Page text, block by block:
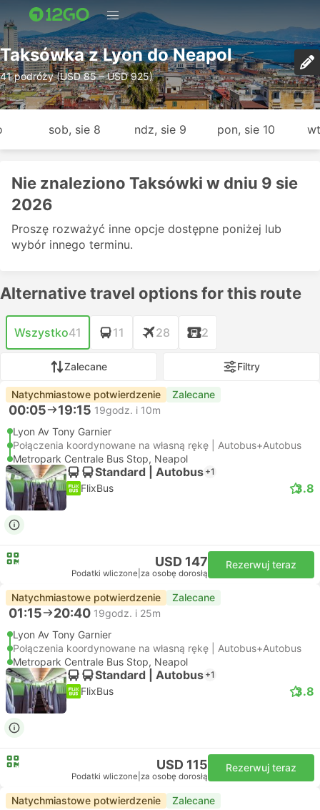
Taksówka z Lyon do Neapol
41 podróży (USD 85 – USD 925)
sob, sie 8 ndz, sie 9 pon, sie 10
Nie znaleziono Taksówki w dniu 9 sie
2026
Proszę rozważyć inne opcje dostępne poniżej lub
wybór innego terminu.
Alternative travel options for this route
Wszystko41 11 28 2
Zalecane Filtry
Natychmiastowe potwierdzenie Zalecane
00:05 19:15 19godz. i 10m
Lyon Av Tony Garnier
Połączenia koordynowane na własną rękę | Autobus+Autobus
Metropark Centrale Bus Stop, Neapol
Standard | Autobus +1
FlixBus 3.8
USD 147
Podatki wliczone za osobę dorosłą
Rezerwuj teraz
Natychmiastowe potwierdzenie Zalecane
01:15 20:40 19godz. i 25m
Lyon Av Tony Garnier
Połączenia koordynowane na własną rękę | Autobus+Autobus
Metropark Centrale Bus Stop, Neapol
Standard | Autobus +1
FlixBus 3.8
USD 115
Podatki wliczone za osobę dorosłą
Rezerwuj teraz
Natychmiastowe potwierdzenie Zalecane